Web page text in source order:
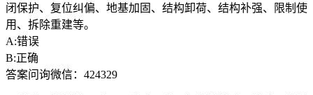
闭保护、复位纠偏、地基加固、结构卸荷、结构补强、限制使
用、拆除重建等。
A:错误
B:正确
答案问询微信：424329